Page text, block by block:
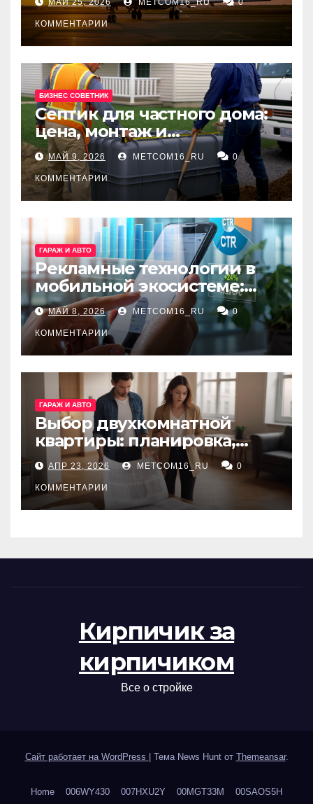
КОММЕНТАРИИ
БИЗНЕС СОВЕТНИК
Септик для частного дома:
цена, монтаж и
организация автономной
канализации
МАЙ 9, 2026 METCOM16_RU 0
КОММЕНТАРИИ
ГАРАЖ И АВТО
Рекламные технологии в
мобильной экосистеме:
ключевые сервисы и
принципы работы
МАЙ 8, 2026 METCOM16_RU 0
КОММЕНТАРИИ
ГАРАЖ И АВТО
Выбор двухкомнатной
квартиры: планировка,
состояние жилья и
проверка документов
АПР 23, 2026 METCOM16_RU 0
КОММЕНТАРИИ
Кирпичик за
кирпичиком
Все о стройке
Сайт работает на WordPress Тема News Hunt от Themeansar.
Home 006WY430 007HXU2Y 00MGT33M 00SAOS5H